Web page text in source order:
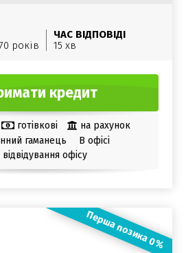
років
ЧАС ВІДПОВІДІ
15 хв
кредит
готівкові
на рахунок
гаманець
В офісі
офісу
Перша позика 0%